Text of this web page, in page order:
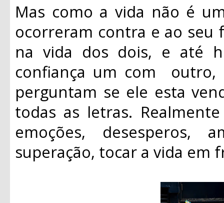
Mas como a vida não é
ocorreram contra e ao seu
na vida dos dois, e até
confiança um com
perguntam se ele esta
todas as letras.
emoções, desesperos,
superação, tocar a vida em